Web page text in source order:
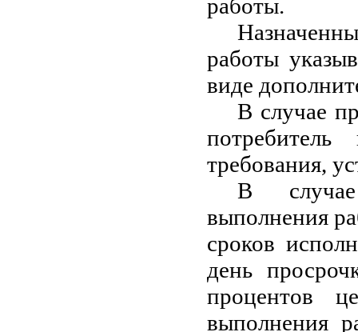
работы.
работы
виде
В случае
требования,
В
выполнения
сроков
день
процентов
выполнения